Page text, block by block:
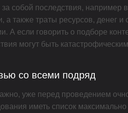
за собой последствия, например
а также траты ресурсов, денег и
А если говорить о подборе
могут быть
со всеми подряд
уже перед проведением
иметь список